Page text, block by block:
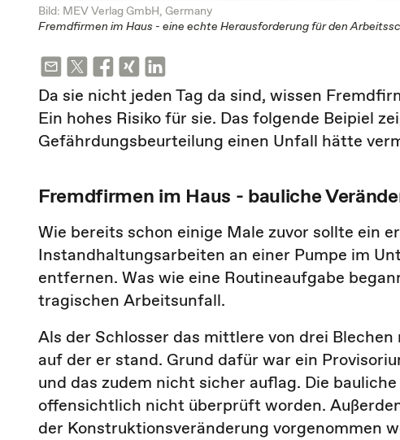
Bild: MEV Verlag GmbH, Germany
Fremdfirmen im Haus - eine echte Herausforderung für den
Da sie nicht jeden Tag da sind, wissen
Ein hohes Risiko für sie. Das folgende Beipiel
Gefährdungsbeurteilung einen Unfall hätte
Fremdfirmen im Haus - bauliche
Wie bereits schon einige Male zuvor sollte ein
Instandhaltungsarbeiten an einer Pumpe im
entfernen. Was wie eine Routineaufgabe
tragischen Arbeitsunfall.
Als der Schlosser das mittlere von drei
auf der er stand. Grund dafür war ein
und das zudem nicht sicher auflag. Die
offensichtlich nicht überprüft worden.
der Konstruktionsveränderung vorgenommen